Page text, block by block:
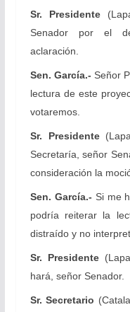
Sr. Presidente
Senador por el
aclaración.
Sen. García.- Señor
lectura de este
votaremos.
Sr. Presidente
Secretaría, señor
consideración la
Sen. García.- Si me
podría reiterar la
distraído y no
Sr. Presidente
hará, señor Senador.
Sr. Secretario